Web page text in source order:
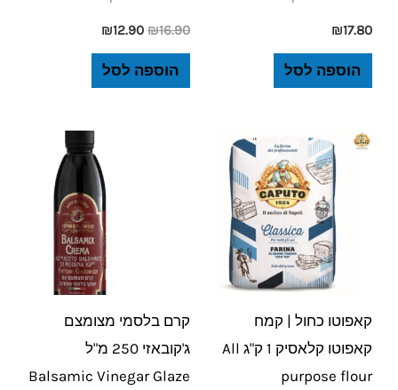
₪17.80
הוספה לסל
₪16.90
₪12.90
הוספה לסל
קאפוטו כחול | קמח
קאפוטו קלאסיק 1 ק"ג All
purpose flour
קרם בלסמי מצומצם
ג'קובאזי 250 מ"ל
Balsamic Vinegar Glaze